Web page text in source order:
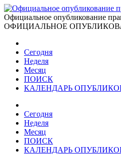
Официальное опубликование
ОФИЦИАЛЬНОЕ
Сегодня
Неделя
Месяц
ПОИСК
КАЛЕНДАРЬ
Сегодня
Неделя
Месяц
ПОИСК
КАЛЕНДАРЬ